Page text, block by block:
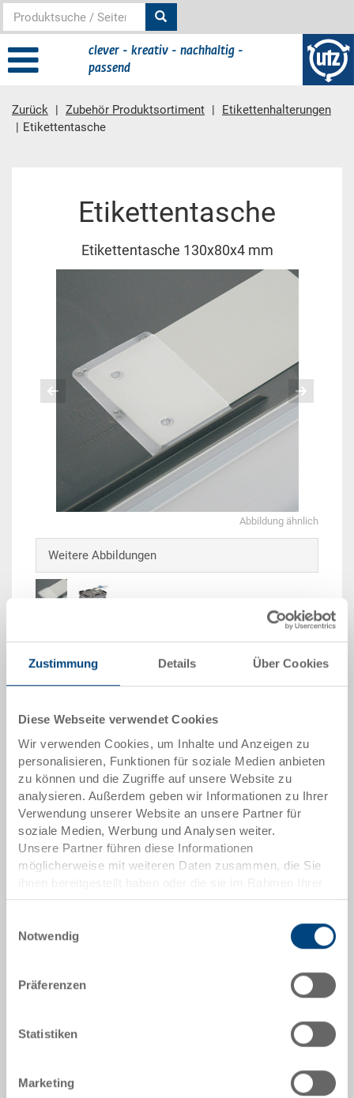
Zustimmung Details Über Cookies
Diese Webseite verwendet Cookies
Wir verwenden Cookies, um Inhalte und Anzeigen zu
personalisieren, Funktionen für soziale Medien anbieten
zu können und die Zugriffe auf unsere Website zu
analysieren. Außerdem geben wir Informationen zu Ihrer
Verwendung unserer Website an unsere Partner für
soziale Medien, Werbung und Analysen weiter.
Unsere Partner führen diese Informationen
möglicherweise mit weiteren Daten zusammen, die Sie
Nutzung der Dienste gesammelt haben.
Notwendig
Präferenzen
Statistiken
Marketing
clever - kreativ - nachhaltig -
passend
Zurück Zubehör Produktsortiment
Etikettenhalterungen
Etikettentasche
Etikettentasche
Etikettentasche 130x80x4 mm
Abbildung ähnlich
Weitere Abbildungen
Artikeldaten
Bestellnummer
89-21-21-1
Aussenmasse:
130 x 80 x 4 mm
|Weitere Farben auf Anfrage
Angebot anfordern
Technische Daten
Etikettentasche für Wendeplatte zum Aufschweissen,
PP 1.5 mm, natur, aussen 130x80x4 mm, innen